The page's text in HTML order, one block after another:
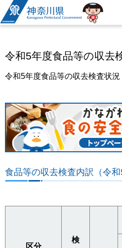
神奈川県
令和5年度食品等の収去
令和5年度食品等の収去検査状況
食品等の収去検査内訳（令和
検